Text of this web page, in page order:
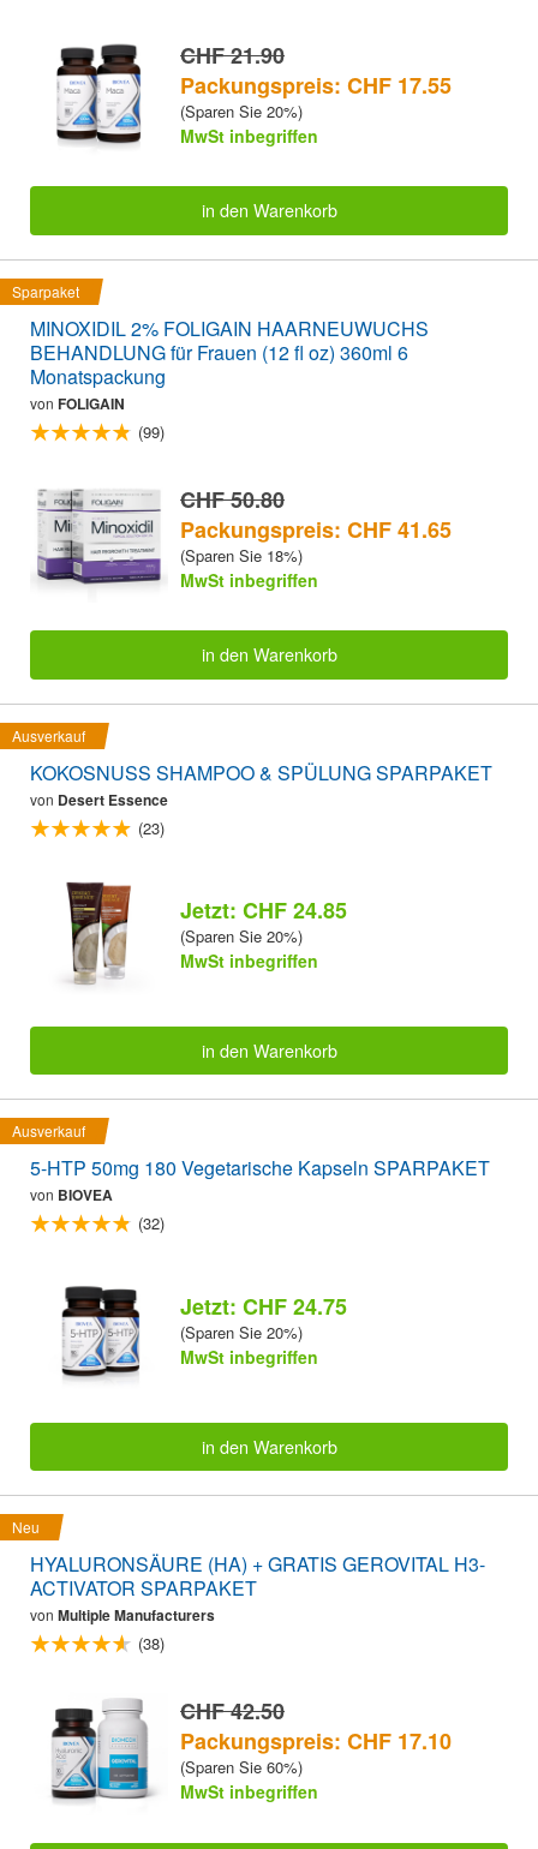
CHF 21.90
Packungspreis: CHF 17.55
(Sparen Sie 20%)
MwSt inbegriffen
in den Warenkorb
Sparpaket
MINOXIDIL 2% FOLIGAIN HAARNEUWUCHS
BEHANDLUNG für Frauen (12 fl oz) 360ml 6
Monatspackung
von FOLIGAIN
(99)
CHF 50.80
Packungspreis: CHF 41.65
(Sparen Sie 18%)
MwSt inbegriffen
in den Warenkorb
Ausverkauf
KOKOSNUSS SHAMPOO & SPÜLUNG SPARPAKET
von Desert Essence
(23)
Jetzt: CHF 24.85
(Sparen Sie 20%)
MwSt inbegriffen
in den Warenkorb
Ausverkauf
5-HTP 50mg 180 Vegetarische Kapseln SPARPAKET
von BIOVEA
(32)
Jetzt: CHF 24.75
(Sparen Sie 20%)
MwSt inbegriffen
in den Warenkorb
Neu
HYALURONSÄURE (HA) + GRATIS GEROVITAL H3-
ACTIVATOR SPARPAKET
von Multiple Manufacturers
(38)
CHF 42.50
Packungspreis: CHF 17.10
(Sparen Sie 60%)
MwSt inbegriffen